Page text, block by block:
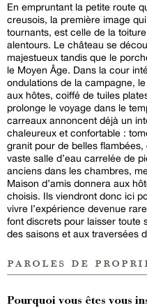
En empruntant la petite route
creusois, la première image
tournants, est celle de la
alentours. Le château se
majestueux tandis que le
le Moyen Âge. Dans la cour
ondulations de la campagne,
aux hôtes, coiffé de tuiles
prolonge le voyage dans le
carreaux annoncent déjà un
chaleureux et confortable :
granit pour de belles
vaste salle d’eau carrelée de
anciens dans les chambres,
Maison d’amis donnera aux
choisis. Ils viendront donc ici
vivre l’expérience devenue
font discrets pour laisser toute
des saisons et aux traversées
paroles de
Pourquoi vous êtes vous